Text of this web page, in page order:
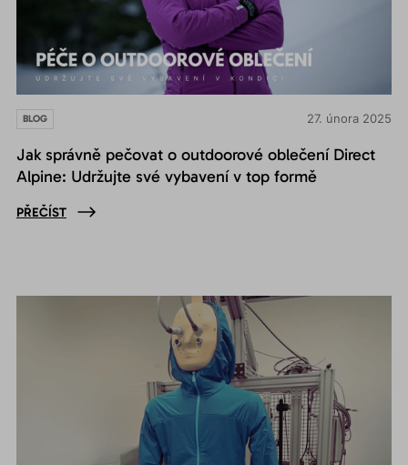
27. února 2025
BLOG
Jak správně pečovat o outdoorové oblečení Direct
Alpine: Udržujte své vybavení v top formě
PŘEČÍST